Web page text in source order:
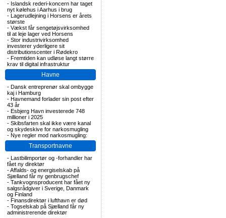
- Islandsk rederi-koncern har taget
nyt kølehus i Aarhus i brug
- Lagerudlejning i Horsens er årets
største
- Vækst får sengetøjsvirksomhed
til at leje lager ved Horsens
- Stor industrivirksomhed
investerer yderligere sit
distributionscenter i Rødekro
- Fremtiden kan udløse langt større
krav til digital infrastruktur
Havne
- Dansk entreprenør skal ombygge
kaj i Hamburg
- Havnemand forlader sin post efter
43 år
- Esbjerg Havn investerede 748
millioner i 2025
- Skibsfarten skal ikke være kanal
og skydeskive for narkosmugling
- Nye regler mod narkosmugling:
Transportnavne
- Lastbilimportør og -forhandler har
fået ny direktør
-Affalds- og energiselskab på
Sjælland får ny genbrugschef
- Tankvognsproducent har fået ny
salgsrådgiver i Sverige, Danmark
og Finland
- Finansdirektør i lufthavn er død
- Togselskab på Sjælland får ny
administrerende direktør